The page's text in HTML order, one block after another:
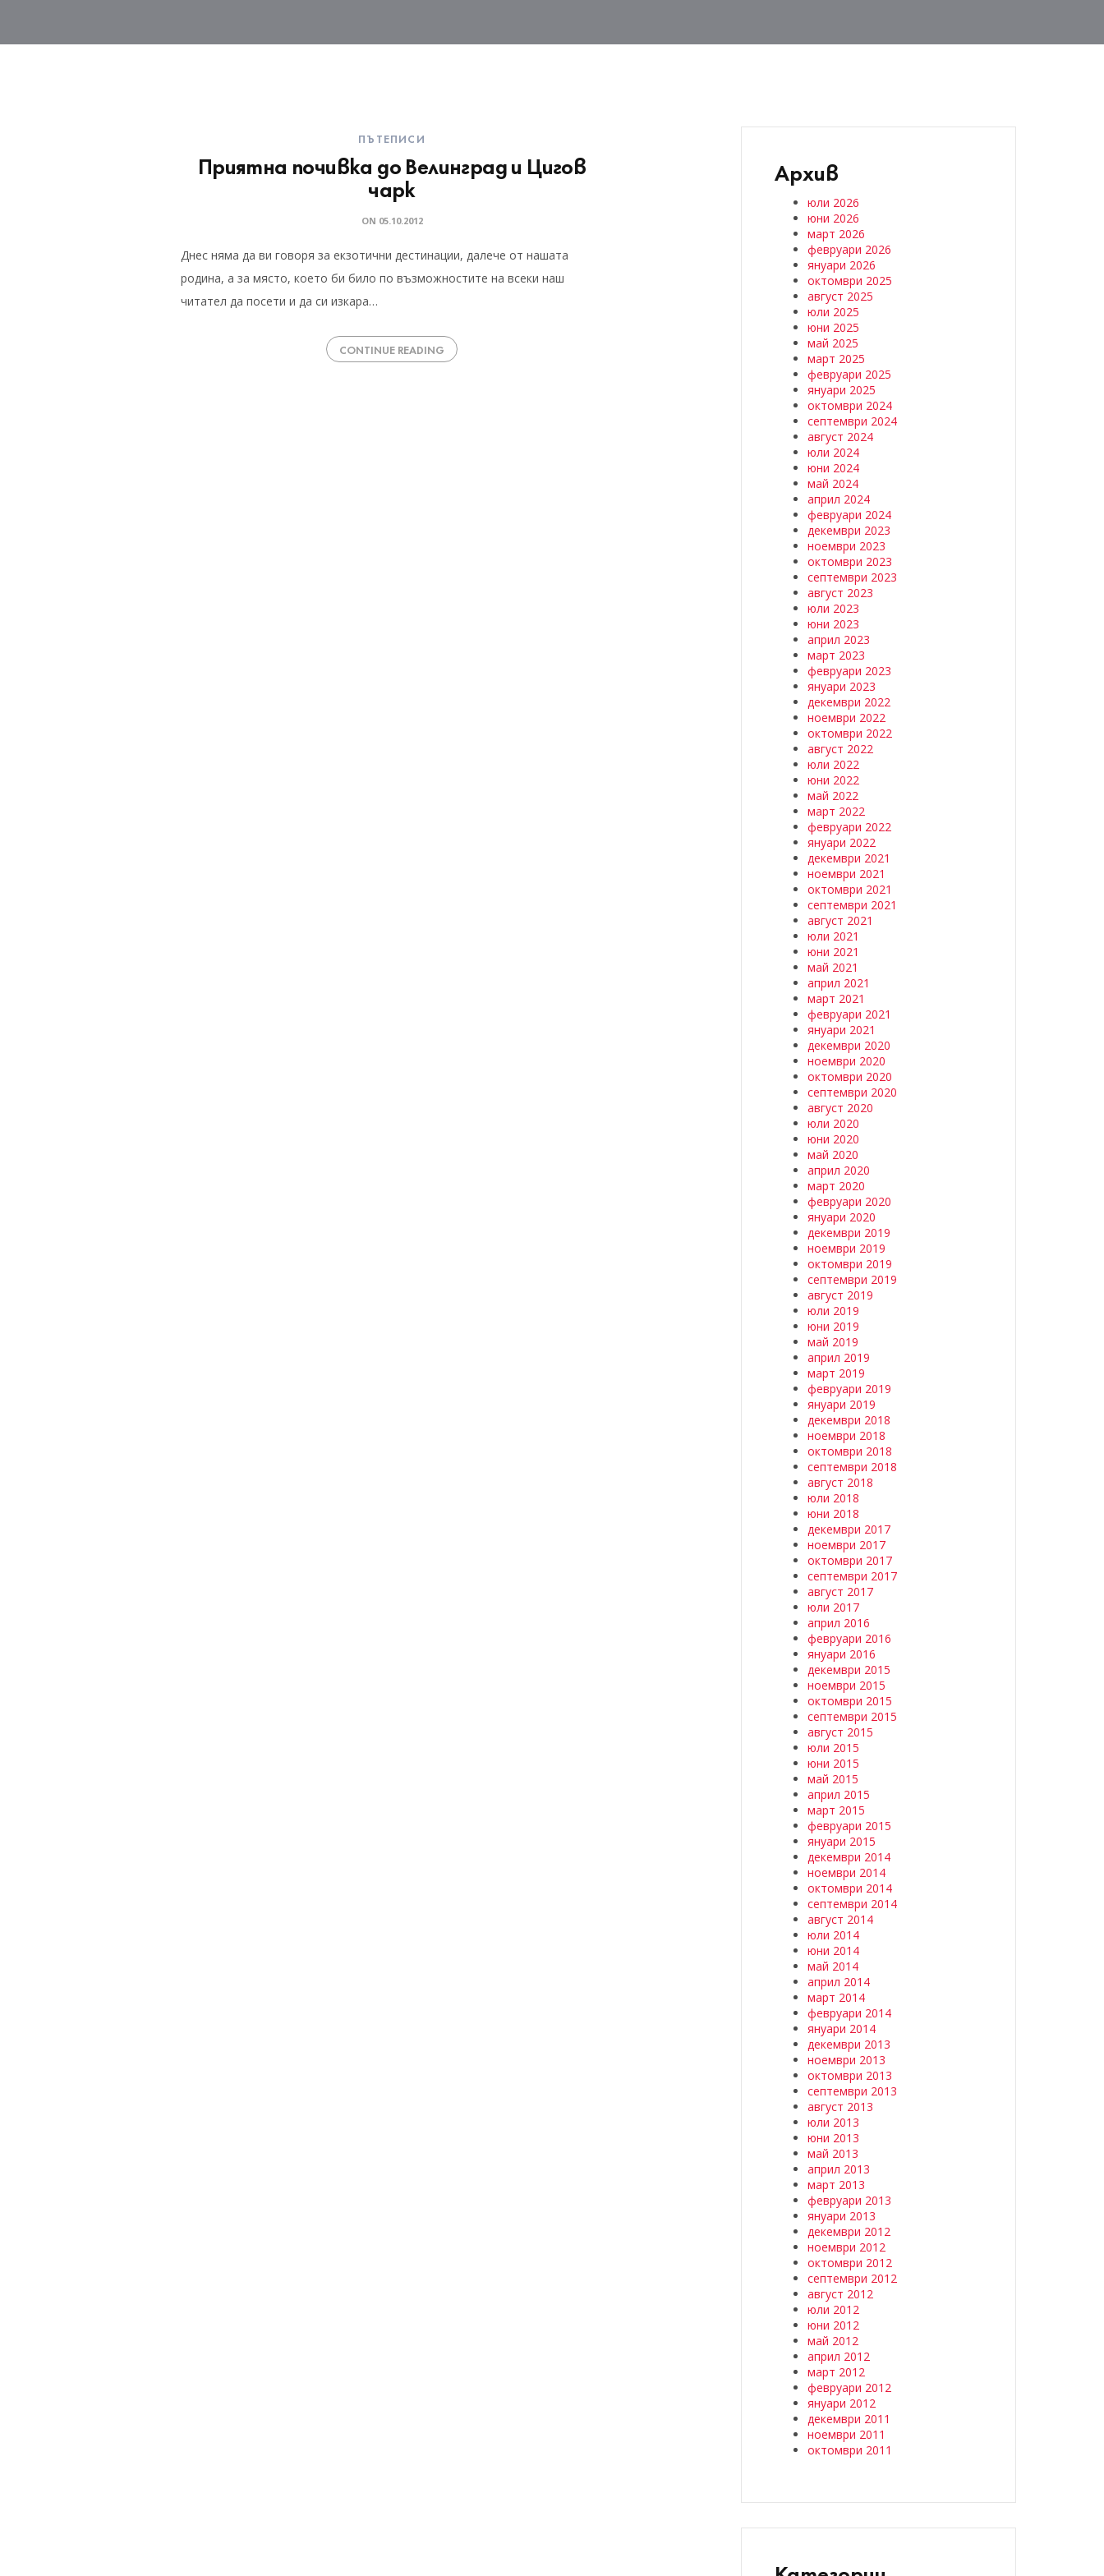
ПЪТЕПИСИ
Приятна почивка до Велинград и Цигов
чарк
ON 05.10.2012
Днес няма да ви говоря за екзотични дестинации, далече от нашата
родина, а за място, което би било по възможностите на всеки наш
читател да посети и да си изкара…
CONTINUE READING
Архив
юли 2026
юни 2026
март 2026
февруари 2026
януари 2026
октомври 2025
август 2025
юли 2025
юни 2025
май 2025
март 2025
февруари 2025
януари 2025
октомври 2024
септември 2024
август 2024
юли 2024
юни 2024
май 2024
април 2024
февруари 2024
декември 2023
ноември 2023
октомври 2023
септември 2023
август 2023
юли 2023
юни 2023
април 2023
март 2023
февруари 2023
януари 2023
декември 2022
ноември 2022
октомври 2022
август 2022
юли 2022
юни 2022
май 2022
март 2022
февруари 2022
януари 2022
декември 2021
ноември 2021
октомври 2021
септември 2021
август 2021
юли 2021
юни 2021
май 2021
април 2021
март 2021
февруари 2021
януари 2021
декември 2020
ноември 2020
октомври 2020
септември 2020
август 2020
юли 2020
юни 2020
май 2020
април 2020
март 2020
февруари 2020
януари 2020
декември 2019
ноември 2019
октомври 2019
септември 2019
август 2019
юли 2019
юни 2019
май 2019
април 2019
март 2019
февруари 2019
януари 2019
декември 2018
ноември 2018
октомври 2018
септември 2018
август 2018
юли 2018
юни 2018
декември 2017
ноември 2017
октомври 2017
септември 2017
август 2017
юли 2017
април 2016
февруари 2016
януари 2016
декември 2015
ноември 2015
октомври 2015
септември 2015
август 2015
юли 2015
юни 2015
май 2015
април 2015
март 2015
февруари 2015
януари 2015
декември 2014
ноември 2014
октомври 2014
септември 2014
август 2014
юли 2014
юни 2014
май 2014
април 2014
март 2014
февруари 2014
януари 2014
декември 2013
ноември 2013
октомври 2013
септември 2013
август 2013
юли 2013
юни 2013
май 2013
април 2013
март 2013
февруари 2013
януари 2013
декември 2012
ноември 2012
октомври 2012
септември 2012
август 2012
юли 2012
юни 2012
май 2012
април 2012
март 2012
февруари 2012
януари 2012
декември 2011
ноември 2011
октомври 2011